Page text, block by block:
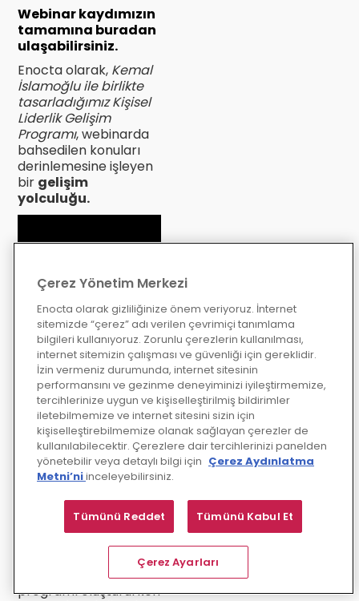
Webinar kaydımızın
tamamına buradan
ulaşabilirsiniz.
Enocta olarak, Kemal
İslamoğlu ile birlikte
tasarladığımız Kişisel
Liderlik Gelişim
Programı, webinarda
bahsedilen konuları
derinlemesine işleyen
bir gelişim
yolculuğu.
Kişilerin kendisini
tanımasını ve,
hayatlarının
direksiyonuna
geçmesini amaçlıyor.
Dört modülden oluşan
programımızın, ilk
modülü, farklı
çalışmalar ve
envanterlerle kişisel
arttırmakla ilgili. İkinci
tanıyıp etkilemeyi
programı oluştururken
Çerez Yönetim Merkezi
Enocta olarak gizliliğinize önem veriyoruz. İnternet
sitemizde “çerez” adı verilen çevrimiçi tanımlama
bilgileri kullanıyoruz. Zorunlu çerezlerin kullanılması,
internet sitemizin çalışması ve güvenliği için gereklidir.
İzin vermeniz durumunda, internet sitesinin
performansını ve gezinme deneyiminizi iyileştirmemize,
tercihlerinize uygun ve kişiselleştirilmiş bildirimler
iletebilmemize ve internet sitesini sizin için
kişiselleştirebilmemize olanak sağlayan çerezler de
kullanılabilecektir. Çerezlere dair tercihlerinizi panelden
yönetebilir veya detaylı bilgi için Çerez Aydınlatma
Metni’niinceleyebilirsiniz.
Tümünü Reddet Tümünü Kabul Et
Çerez Ayarları